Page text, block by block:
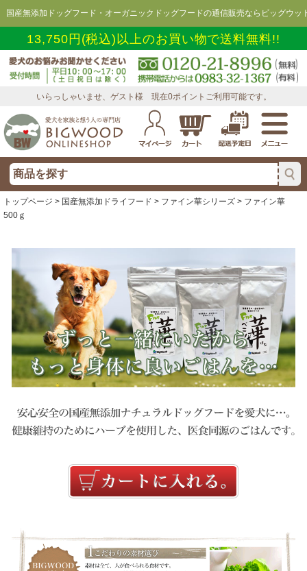
国産無添加ドッグフード・オーガニックドッグフードの通信販売ならビッグウッ
13,750円(税込)以上のお買い物で送料無料!!
いらっしゃいませ、ゲスト様 現在0ポイントご利用可能です。
トップページ > 国産無添加ドライフード > ファイン華シリーズ > ファイン華
500ｇ